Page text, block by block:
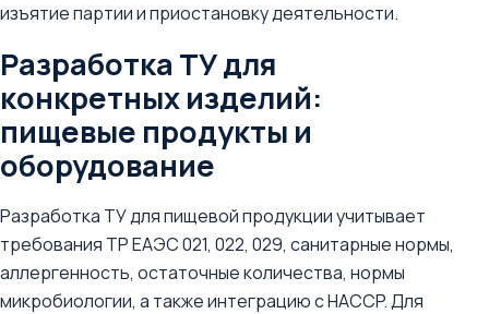
изъятие партии и приостановку деятельности.
Разработка ТУ для
конкретных изделий:
пищевые продукты и
оборудование
Разработка ТУ для пищевой продукции учитывает
требования ТР ЕАЭС 021, 022, 029, санитарные нормы,
аллергенность, остаточные количества, нормы
микробиологии, а также интеграцию с HACCP. Для